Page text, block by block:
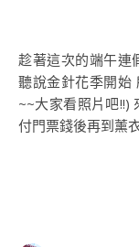
趁著這次的端午連假 小小乖之爸帶我們到沐心泉看金針花海
聽說金針花季開始
~~大家看照片吧!!)
付門票錢後再到薰